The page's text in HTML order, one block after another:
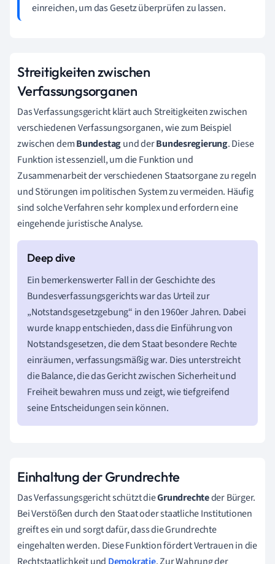
einreichen, um das Gesetz überprüfen zu lassen.
Streitigkeiten zwischen
Verfassungsorganen
Das Verfassungsgericht klärt auch Streitigkeiten zwischen
verschiedenen Verfassungsorganen, wie zum Beispiel
zwischen demBundestagund derBundesregierung. Diese
Funktion ist essenziell, um die Funktion und
Zusammenarbeit der verschiedenen Staatsorgane zu regeln
und Störungen im politischen System zu vermeiden. Häufig
sind solche Verfahren sehr komplex und erfordern eine
eingehende juristische Analyse.
Ein bemerkenswerter Fall in der Geschichte des
Bundesverfassungsgerichts war das Urteil zur
„Notstandsgesetzgebung“ in den 1960er Jahren. Dabei
wurde knapp entschieden, dass die Einführung von
Notstandsgesetzen, die dem Staat besondere Rechte
einräumen, verfassungsmäßig war. Dies unterstreicht
die Balance, die das Gericht zwischen Sicherheit und
Freiheit bewahren muss und zeigt, wie tiefgreifend
seine Entscheidungen sein können.
Einhaltung der Grundrechte
Das Verfassungsgericht schützt dieGrundrechteder Bürger.
Bei Verstößen durch den Staat oder staatliche Institutionen
greift es ein und sorgt dafür, dass die Grundrechte
eingehalten werden. Diese Funktion fördert Vertrauen in die
Rechtstaatlichkeit und Demokratie. Zur Wahrung der